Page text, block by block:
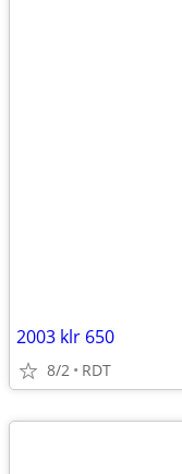
2003 klr 650
8/2 RDT